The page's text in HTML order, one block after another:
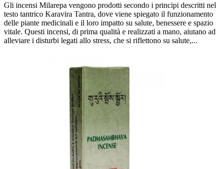
Gli incensi Milarepa vengono prodotti secondo i principi descritti nel
testo tantrico Karavira Tantra, dove viene spiegato il funzionamento
delle piante medicinali e il loro impatto su salute, benessere e spazio
vitale. Questi incensi, di prima qualità e realizzati a mano, aiutano ad
alleviare i disturbi legati allo stress, che si riflettono su salute,...